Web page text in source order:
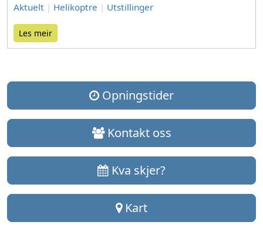
Aktuelt | Helikoptre | Utstillinger
Les meir
Opningstider
Kontakt oss
Kva skjer?
Kart